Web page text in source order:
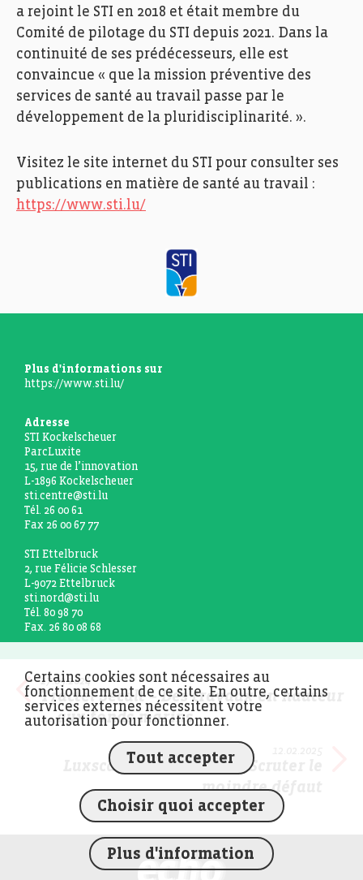
a rejoint le STI en 2018 et était membre du
Comité de pilotage du STI depuis 2021. Dans la
continuité de ses prédécesseurs, elle est
convaincue « que la mission préventive des
services de santé au travail passe par le
développement de la pluridisciplinarité. ».
Visitez le site internet du STI pour consulter ses
publications en matière de santé au travail :
https://www.sti.lu/
Plus d'informations sur
https://www.sti.lu/
Adresse
STI Kockelscheuer
ParcLuxite
15, rue de l’innovation
L-1896 Kockelscheuer
sti.centre@sti.lu
Tél. 26 00 61
Fax 26 00 67 77
STI Ettelbruck
2, rue Félicie Schlesser
L-9072 Ettelbruck
sti.nord@sti.lu
Tél. 80 98 70
Fax. 26 80 08 68
27.09.2024
Tractel Secalt – Des travaux en hauteur
… aux fonds marins
Luxscan Technologies – Scruter le
moindre défaut
FEDIL écho
Certains cookies sont nécessaires au
fonctionnement de ce site. En outre, certains
services externes nécessitent votre
autorisation pour fonctionner.
Tout accepter
Choisir quoi accepter
Plus d'information